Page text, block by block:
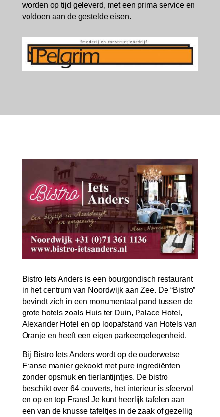
worden op tijd geleverd, met een prima service en
voldoen aan de gestelde eisen.
Bistro Iets Anders is een bourgondisch restaurant
in het centrum van Noordwijk aan Zee. De “Bistro”
bevindt zich in een monumentaal pand tussen de
grote hotels zoals Huis ter Duin, Palace Hotel,
Alexander Hotel en op loopafstand van Hotels van
Oranje en heeft een eigen parkeergelegenheid.
Bij Bistro Iets Anders wordt op de ouderwetse
Franse manier gekookt met pure ingrediënten
zonder opsmuk en tierlantijntjes. De bistro
beschikt over 64 couverts, het interieur is sfeervol
en op en top Frans! Je kunt heerlijk tafelen aan
een van de knusse tafeltjes in de zaak of gezellig